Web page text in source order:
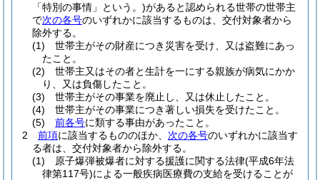
「特別の事情」という。)があると認められる世帯の世帯主
で次の各号のいずれかに該当するものは、交付対象者から
除外する。
(1)
世帯主がその財産につき災害を受け、又は盗難にあっ
たこと。
(2)
世帯主又はその者と生計を一にする親族が病気にかか
り、又は負傷したこと。
(3)
世帯主がその事業を廃止し、又は休止したこと。
(4)
世帯主がその事業につき著しい損失を受けたこと。
(5)
前各号に類する事由があったこと。
2
前項に該当するもののほか、 次の各号のいずれかに該当す
る者は、交付対象者から除外する。
(1)
原子爆弾被爆者に対する援護に関する法律(平成6年法
律第117号)による一般疾病医療費の支給を受けることが